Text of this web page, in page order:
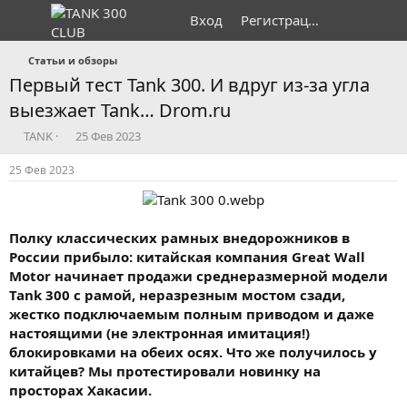
Вход Регистрация
Статьи и обзоры
Первый тест Tank 300. И вдруг из-за угла
выезжает Tank… Drom.ru
А
в
т
о
е
ы
TANK
Д
а
а
ч
л
а
25 Фев 2023
25 Фев 2023
Полку классических рамных внедорожников в
России прибыло: китайская компания Great Wall
Motor начинает продажи среднеразмерной модели
Tank 300 с рамой, неразрезным мостом сзади,
жестко подключаемым полным приводом и даже
настоящими (не электронная имитация!)
блокировками на обеих осях. Что же получилось у
китайцев? Мы протестировали новинку на
просторах Хакасии.